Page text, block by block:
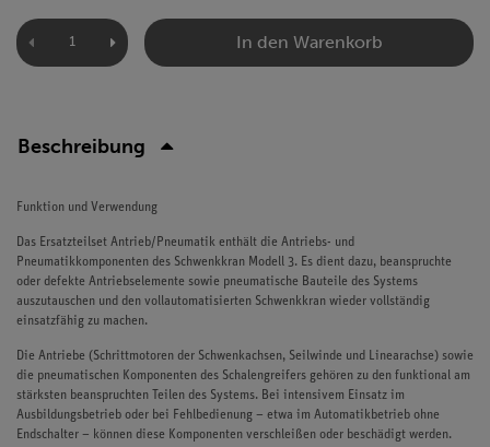
In den Warenkorb
Beschreibung
Funktion und Verwendung
Das Ersatzteilset Antrieb/Pneumatik enthält die Antriebs- und
Pneumatikkomponenten des Schwenkkran Modell 3. Es dient dazu, beanspruchte
oder defekte Antriebselemente sowie pneumatische Bauteile des Systems
auszutauschen und den vollautomatisierten Schwenkkran wieder vollständig
einsatzfähig zu machen.
Die Antriebe (Schrittmotoren der Schwenkachsen, Seilwinde und Linearachse) sowie
die pneumatischen Komponenten des Schalengreifers gehören zu den funktional am
stärksten beanspruchten Teilen des Systems. Bei intensivem Einsatz im
Ausbildungsbetrieb oder bei Fehlbedienung – etwa im Automatikbetrieb ohne
Endschalter – können diese Komponenten verschleißen oder beschädigt werden.